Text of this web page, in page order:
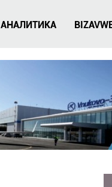
АНАЛИТИКА